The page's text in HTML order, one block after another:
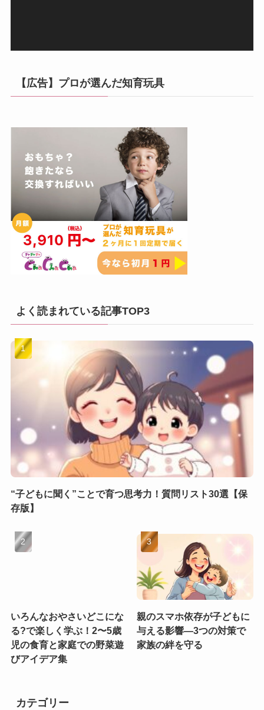
【広告】プロが選んだ知育玩具
よく読まれている記事TOP3
“子どもに聞く”ことで育つ思考力！質問リスト30選【保
存版】
いろんなおやさいどこにな
る?で楽しく学ぶ！2〜5歳
児の食育と家庭での野菜遊
びアイデア集
親のスマホ依存が子どもに
与える影響—3つの対策で
家族の絆を守る
カテゴリー